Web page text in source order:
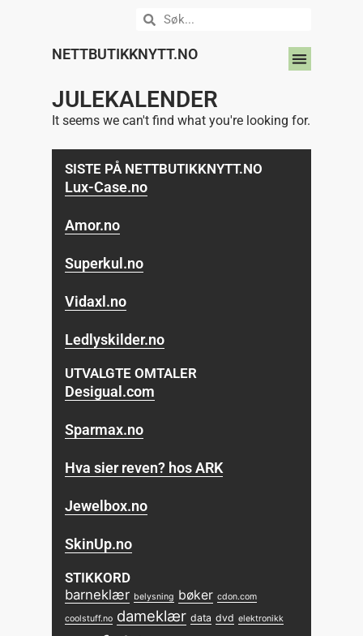
NETTBUTIKKNYTT.NO
JULEKALENDER
It seems we can't find what you're looking for.
SISTE PÅ NETTBUTIKKNYTT.NO
Lux-Case.no
Amor.no
Superkul.no
Vidaxl.no
Ledlyskilder.no
UTVALGTE OMTALER
Desigual.com
Sparmax.no
Hva sier reven? hos ARK
Jewelbox.no
SkinUp.no
STIKKORD
barneklær belysning bøker cdon.com
coolstuff.no dameklær data dvd elektronikk